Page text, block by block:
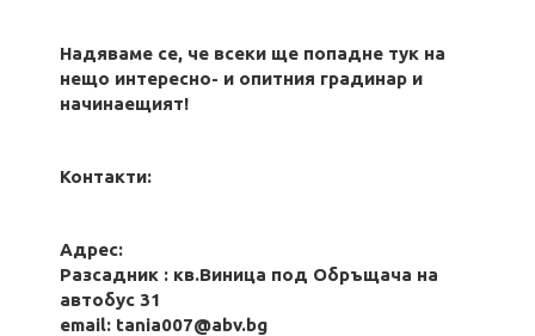
Надяваме се, че всеки ще попадне тук на
нещо интересно- и опитния градинар и
начинаещият!
Контакти:
Адрес:
Разсадник : кв.Виница под Обръщача на
автобус 31
email: tania007@abv.bg